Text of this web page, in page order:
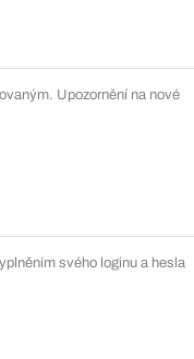
Upozornění na nové
svého loginu a hesla